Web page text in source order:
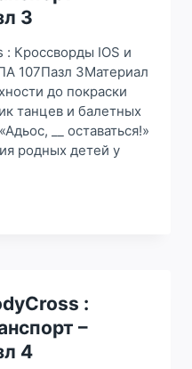
3
: Кроссворды IOS и
107Пазл 3Материал
до покраски
танцев и балетных
__ оставаться!»
родных детей у
:
–
4